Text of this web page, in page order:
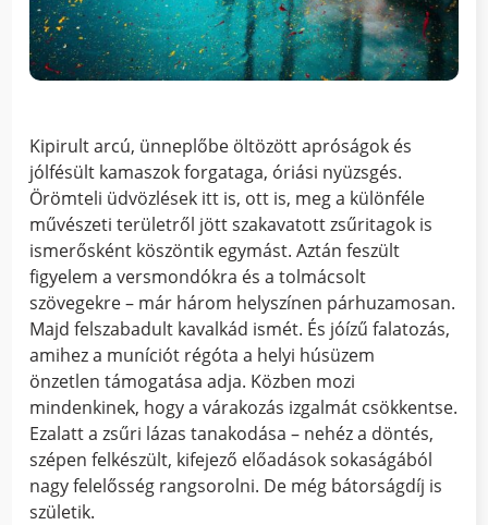
Kipirult arcú, ünneplőbe öltözött apróságok és
jólfésült kamaszok forgataga, óriási nyüzsgés.
Örömteli üdvözlések itt is, ott is, meg a különféle
művészeti területről jött szakavatott zsűritagok is
ismerősként köszöntik egymást. Aztán feszült
figyelem a versmondókra és a tolmácsolt
szövegekre – már három helyszínen párhuzamosan.
Majd felszabadult kavalkád ismét. És jóízű falatozás,
amihez a muníciót régóta a helyi húsüzem
önzetlen támogatása adja. Közben mozi
mindenkinek, hogy a várakozás izgalmát csökkentse.
Ezalatt a zsűri lázas tanakodása – nehéz a döntés,
szépen felkészült, kifejező előadások sokaságából
nagy felelősség rangsorolni. De még bátorságdíj is
születik.